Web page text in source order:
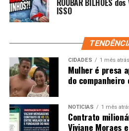
ROUBAR BILHÕES
ISSO
CIDADES 1 mês atrás
Mulher é presa
do
NOTÍCIAS 1 mês
Contrato
Viviane Moraes